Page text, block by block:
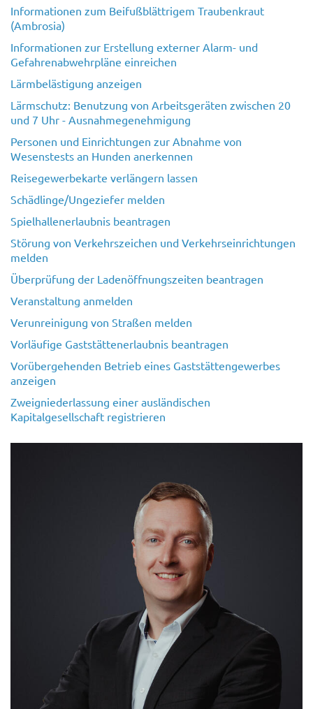
Informationen zum Beifußblättrigem Traubenkraut
(Ambrosia)
Informationen zur Erstellung externer Alarm- und
Gefahrenabwehrpläne einreichen
Lärmbelästigung anzeigen
Lärmschutz: Benutzung von Arbeitsgeräten zwischen 20
und 7 Uhr - Ausnahmegenehmigung
Personen und Einrichtungen zur Abnahme von
Wesenstests an Hunden anerkennen
Reisegewerbekarte verlängern lassen
Schädlinge/Ungeziefer melden
Spielhallenerlaubnis beantragen
Störung von Verkehrszeichen und Verkehrseinrichtungen
melden
Überprüfung der Ladenöffnungszeiten beantragen
Veranstaltung anmelden
Verunreinigung von Straßen melden
Vorläufige Gaststättenerlaubnis beantragen
Vorübergehenden Betrieb eines Gaststättengewerbes
anzeigen
Zweigniederlassung einer ausländischen
Kapitalgesellschaft registrieren